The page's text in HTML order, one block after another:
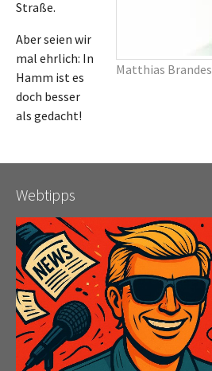
Matthias Brandes
Straße.
Aber seien wir
mal ehrlich: In
Hamm ist es
doch besser
als gedacht!
Webtipps